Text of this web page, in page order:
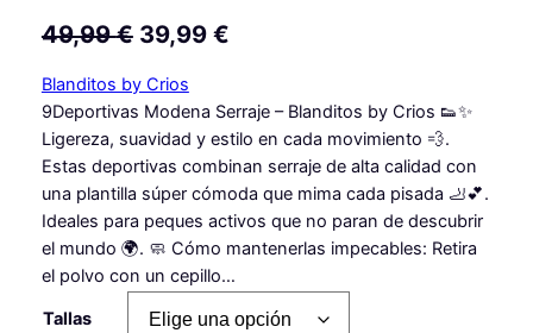
49,99€ E
p
r
e
c
i
o
39,99 €E
p
r
e
c
i
o
Blanditos by Crios
9Deportivas Modena Serraje – Blanditos by Crios 👟✨
Ligereza, suavidad y estilo en cada movimiento 💨.
Estas deportivas combinan serraje de alta calidad con
una plantilla súper cómoda que mima cada pisada 🦶💕.
Ideales para peques activos que no paran de descubrir
el mundo 🌍. 🧼 Cómo mantenerlas impecables: Retira
el polvo con un cepillo…
Tallas